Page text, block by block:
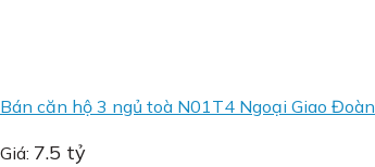
Bán căn hộ 3 ngủ toà N01T4 Ngoại Giao Đoàn
Giá: 7.5 tỷ